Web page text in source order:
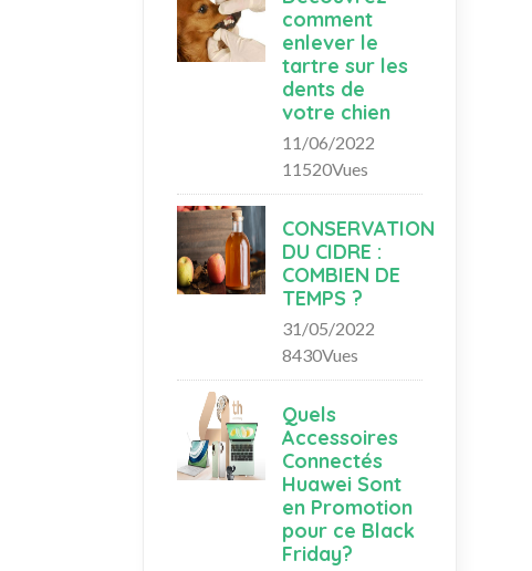
comment
enlever le
tartre sur les
dents de
votre chien
11/06/2022
11520Vues
CONSERVATION
DU CIDRE :
COMBIEN DE
TEMPS ?
31/05/2022
8430Vues
Quels
Accessoires
Connectés
Huawei Sont
en Promotion
pour ce Black
Friday?